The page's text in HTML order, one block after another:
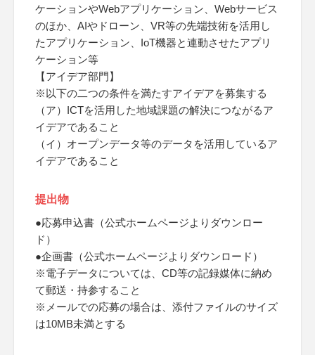
ケーションやWebアプリケーション、Webサービス
のほか、AIやドローン、VR等の先端技術を活用し
たアプリケーション、IoT機器と連動させたアプリ
ケーション等
【アイデア部門】
※以下の二つの条件を満たすアイデアを募集する
（ア）ICTを活用した地域課題の解決につながるア
イデアであること
（イ）オープンデータ等のデータを活用しているア
イデアであること
提出物
●応募申込書（公式ホームページよりダウンロー
ド）
●企画書（公式ホームページよりダウンロード）
※電子データについては、CD等の記録媒体に納め
て郵送・持参すること
※メールでの応募の場合は、添付ファイルのサイズ
は10MB未満とする